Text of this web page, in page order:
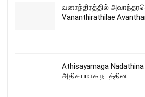
வனாந்திரத்தில்
Vananthirathilae
Athisayamaga Nadathina
அதிசயமாக நடத்தின